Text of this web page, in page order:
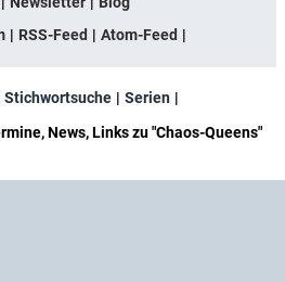
RSS-Feed
Atom-Feed
Stichwortsuche
Serien
News, Links zu "Chaos-Queens"